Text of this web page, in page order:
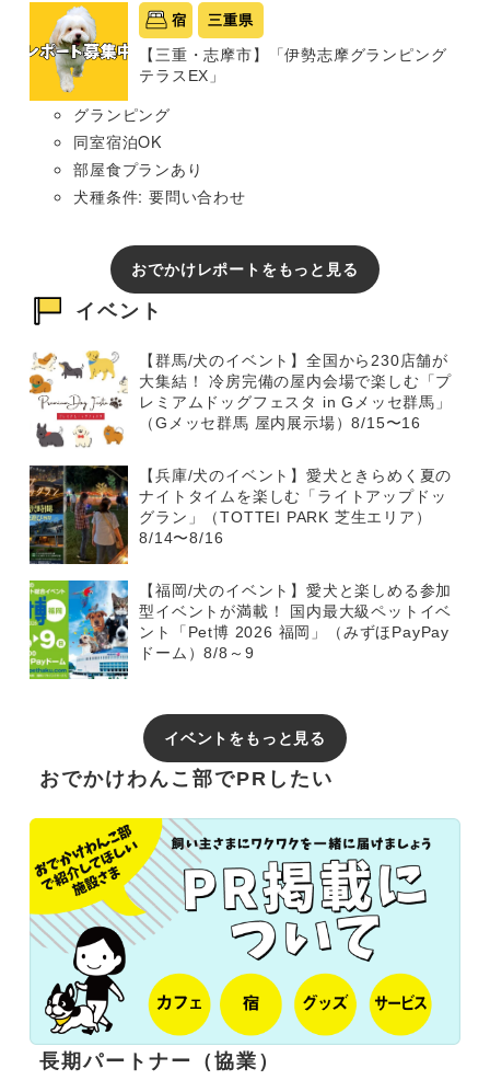
宿 三重県
【三重・志摩市】「伊勢志摩グランピング
テラスEX」
グランピング
同室宿泊OK
部屋食プランあり
犬種条件: 要問い合わせ
おでかけレポートをもっと見る
イベント
【群馬/犬のイベント】全国から230店舗が
大集結！ 冷房完備の屋内会場で楽しむ「プ
レミアムドッグフェスタ in Gメッセ群馬」
（Gメッセ群馬 屋内展示場）8/15〜16
【兵庫/犬のイベント】愛犬ときらめく夏の
ナイトタイムを楽しむ「ライトアップドッ
グラン」（TOTTEI PARK 芝生エリア）
8/14〜8/16
【福岡/犬のイベント】愛犬と楽しめる参加
型イベントが満載！ 国内最大級ペットイベ
ント「Pet博 2026 福岡」（みずほPayPay
ドーム）8/8～9
イベントをもっと見る
おでかけわんこ部でPRしたい
長期パートナー（協業）